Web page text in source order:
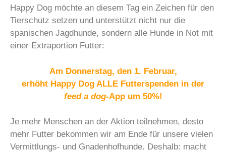
Happy Dog möchte an diesem Tag ein Zeichen für den
Tierschutz setzen und unterstützt nicht nur die
spanischen Jagdhunde, sondern alle Hunde in Not mit
einer Extraportion Futter:
Am Donnerstag, den 1. Februar,
erhöht Happy Dog ALLE Futterspenden in der
feed a dog-App um 50%!
Je mehr Menschen an der Aktion teilnehmen, desto
mehr Futter bekommen wir am Ende für unsere vielen
Vermittlungs- und Gnadenhofhunde. Deshalb: macht